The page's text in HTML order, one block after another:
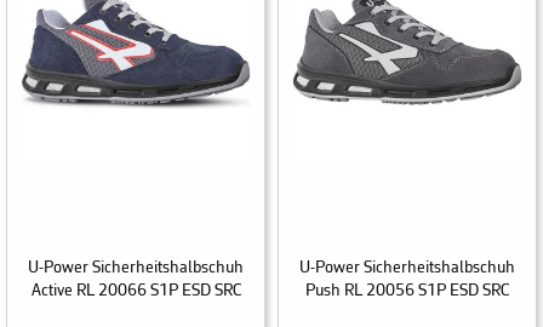
U-Power Sicherheitshalbschuh
Active RL 20066 S1P ESD SRC
U-Power Sicherheitshalbschuh
Push RL 20056 S1P ESD SRC